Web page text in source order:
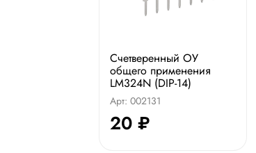
Счетверенный ОУ
общего применения
LM324N (DIP-14)
Арт: 002131
20 ₽